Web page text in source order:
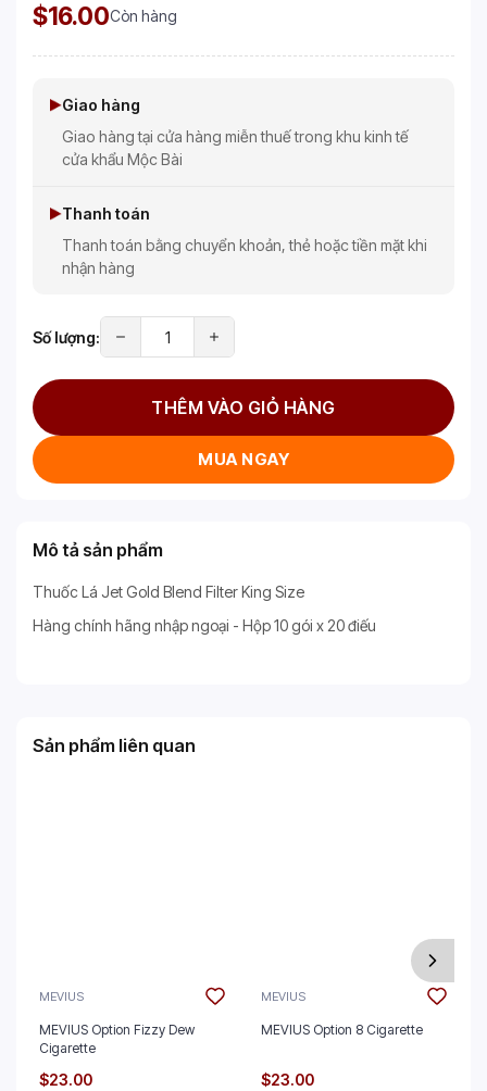
$16.00Còn hàng
Giao hàng
Giao hàng tại cửa hàng miễn thuế trong khu kinh tế
cửa khẩu Mộc Bài
Thanh toán
Thanh toán bằng chuyển khoản, thẻ hoặc tiền mặt khi
nhận hàng
Số lượng:
THÊM VÀO GIỎ HÀNG
MUA NGAY
Mô tả sản phẩm
Thuốc Lá Jet Gold Blend Filter King Size
Hàng chính hãng nhập ngoại - Hộp 10 gói x 20 điếu
Sản phẩm liên quan
MEVIUS
MEVIUS Option Fizzy Dew
Cigarette
$23.00
MEVIUS
MEVIUS Option 8 Cigarette
$23.00